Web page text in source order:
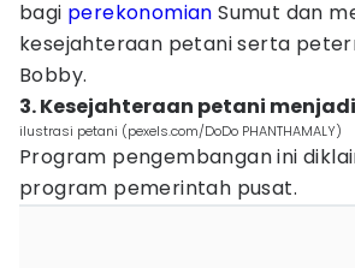
bagi perekonomian Sumut dan
kesejahteraan petani serta
Bobby.
3. Kesejahteraan petani
ilustrasi petani (pexels.com/DoDo PHANTHAMALY)
Program pengembangan ini
program pemerintah pusat.